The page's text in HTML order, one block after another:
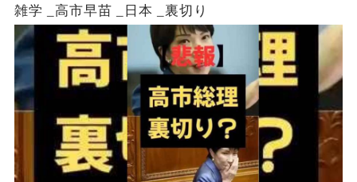
雑学 _高市早苗 _日本 _裏切り